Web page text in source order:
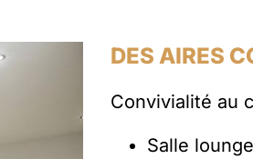
DES AIRES
Convivialité au
Salle